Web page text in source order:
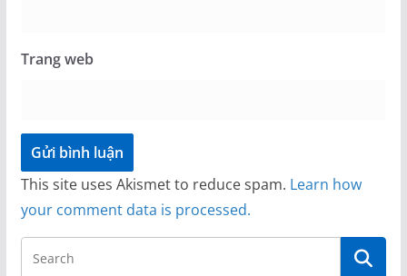
Trang web
This site uses Akismet to reduce spam. Learn how
your comment data is processed.